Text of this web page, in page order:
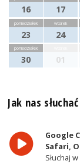
16 17
poniedziałek
23
wtorek
24
poniedziałek
30 01
Jak nas słuchać
Google
Safari,
Słuchaj